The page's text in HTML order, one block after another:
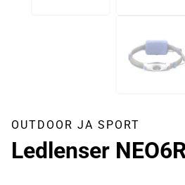
OUTDOOR JA SPORT
Ledlenser